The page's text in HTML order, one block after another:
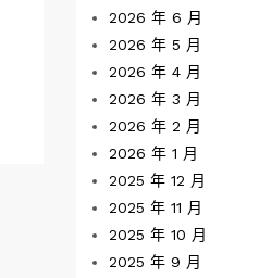
2026 年 6 月
2026 年 5 月
2026 年 4 月
2026 年 3 月
2026 年 2 月
2026 年 1 月
2025 年 12 月
2025 年 11 月
2025 年 10 月
2025 年 9 月